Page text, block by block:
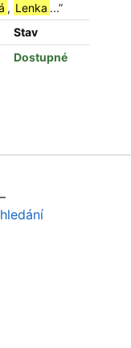
, Lenka ...”
Stav
Dostupné